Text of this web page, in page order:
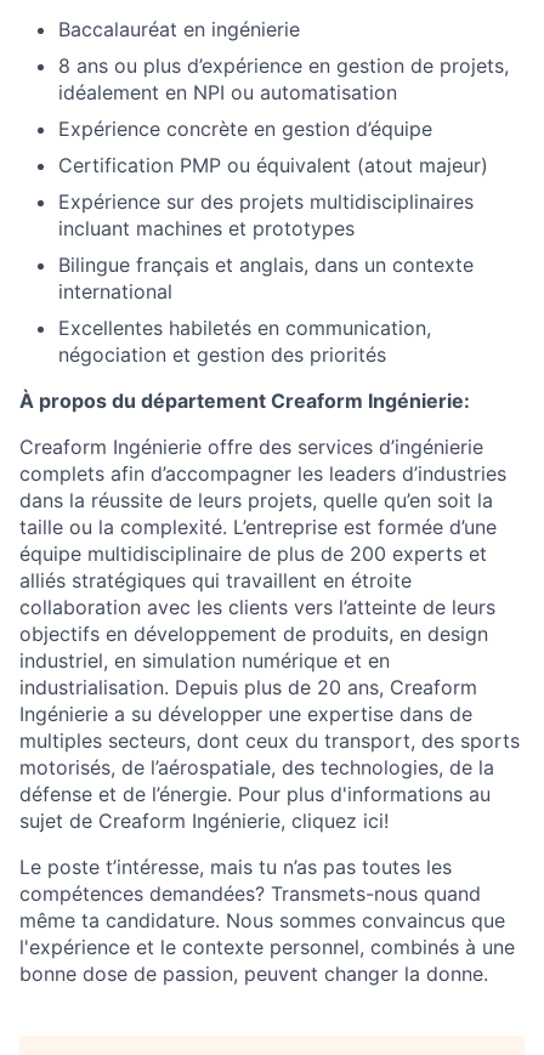
Baccalauréat en ingénierie
8 ans ou plus d’expérience en gestion de projets,
idéalement en NPI ou automatisation
Expérience concrète en gestion d’équipe
Certification PMP ou équivalent (atout majeur)
Expérience sur des projets multidisciplinaires
incluant machines et prototypes
Bilingue français et anglais, dans un contexte
international
Excellentes habiletés en communication,
négociation et gestion des priorités
À propos du département Creaform Ingénierie:
Creaform Ingénierie offre des services d’ingénierie
complets afin d’accompagner les leaders d’industries
dans la réussite de leurs projets, quelle qu’en soit la
taille ou la complexité. L’entreprise est formée d’une
équipe multidisciplinaire de plus de 200 experts et
alliés stratégiques qui travaillent en étroite
collaboration avec les clients vers l’atteinte de leurs
objectifs en développement de produits, en design
industriel, en simulation numérique et en
industrialisation. Depuis plus de 20 ans, Creaform
Ingénierie a su développer une expertise dans de
multiples secteurs, dont ceux du transport, des sports
motorisés, de l’aérospatiale, des technologies, de la
défense et de l’énergie. Pour plus d'informations au
sujet de Creaform Ingénierie, cliquez ici!
Le poste t’intéresse, mais tu n’as pas toutes les
compétences demandées? Transmets-nous quand
même ta candidature. Nous sommes convaincus que
l'expérience et le contexte personnel, combinés à une
bonne dose de passion, peuvent changer la donne.